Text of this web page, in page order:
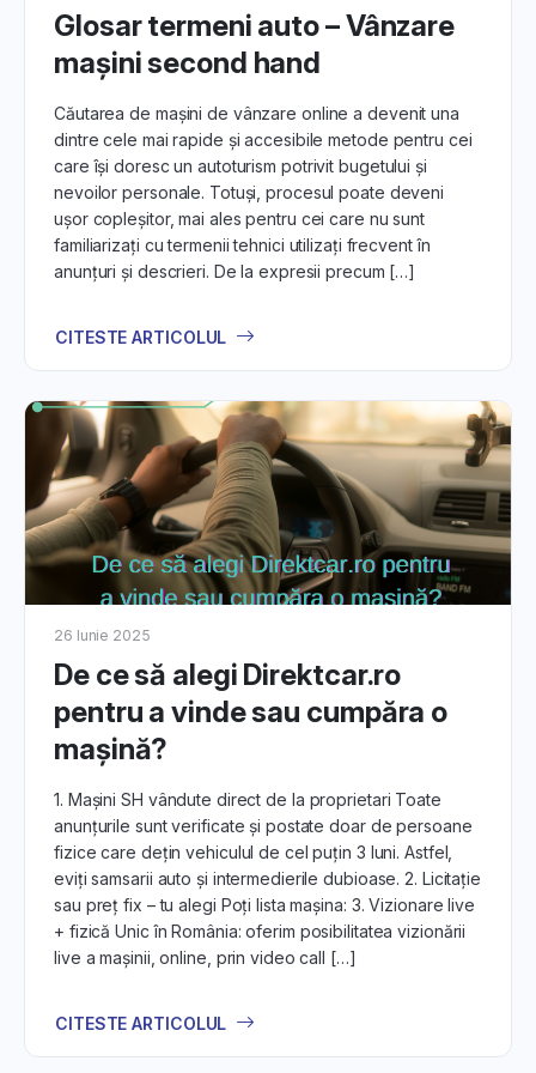
5. Verificarea și Evaluarea Mașinii:
Pentru a garanta o tranzacție de succes, punem la
dispoziție ghiduri de verificare și evaluare a
autoturismelor. Descoperă importanța unei inspecții
detaliate, inclusiv la nivel de caroserie, mecanică și
documente, fie că achiziționezi sau vinzi.
6. Asistență și Resurse Suplimentare:
Echipa noastră de asistență este gata să te ajute la
articole și resurse suplimentare, astfel încât să te simți
CuDirektCar.ro, experiența în lumea anunțurilor auto este
mai simplă și mai accesibilă ca niciodată. Fii pregătit să
găsești sau să vinzi mașina visurilor tale cu ajutorul
nostru!
Glosar termeni auto – Vânzare
mașini second hand
Căutarea de mașini de vânzare online a devenit una
dintre cele mai rapide și accesibile metode pentru cei
care își doresc un autoturism potrivit bugetului și
nevoilor personale. Totuși, procesul poate deveni
ușor copleșitor, mai ales pentru cei care nu sunt
familiarizați cu termenii tehnici utilizați frecvent în
anunțuri și descrieri. De la expresii precum […]
CITESTE ARTICOLUL
26 Iunie 2025
De ce să alegi Direktcar.ro
pentru a vinde sau cumpăra o
mașină?
1. Mașini SH vândute direct de la proprietari Toate
anunțurile sunt verificate și postate doar de persoane
fizice care dețin vehiculul de cel puțin 3 luni. Astfel,
eviți samsarii auto și intermedierile dubioase. 2. Licitație
sau preț fix – tu alegi Poți lista mașina: 3. Vizionare live
+ fizică Unic în România: oferim posibilitatea vizionării
live a mașinii, online, prin video call […]
CITESTE ARTICOLUL